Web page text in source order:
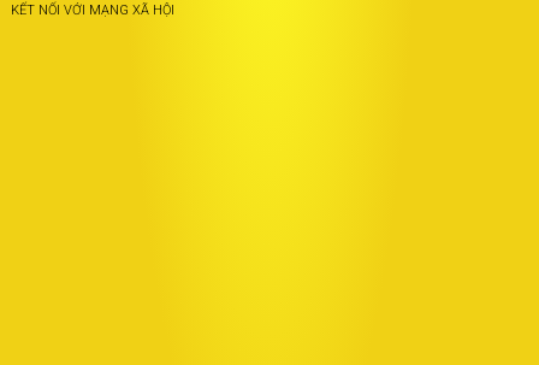
KẾT NỐI VỚI MẠNG XÃ HỘI